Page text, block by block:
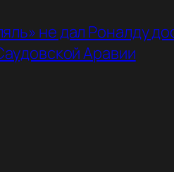
не дал Роналду
Аравии